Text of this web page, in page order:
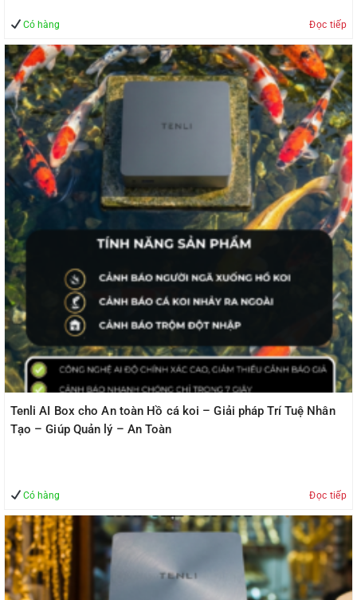
Có hàng Đọc tiếp
Tenli AI Box cho An toàn Hồ cá koi – Giải pháp Trí Tuệ Nhân
Tạo – Giúp Quản lý – An Toàn
Có hàng Đọc tiếp